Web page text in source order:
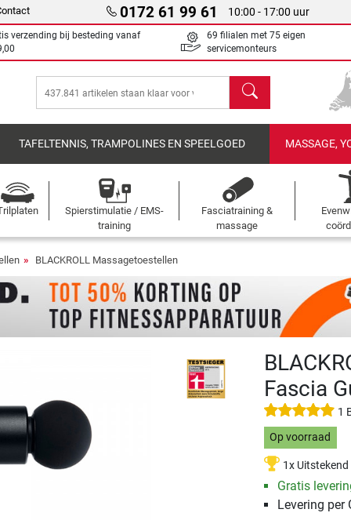
0172 61 99 61 10:00 - 17:00 uur
verzending bij besteding vanaf
69 filialen met 75 eigen
servicemonteurs
Zoeken
TAFELTENNIS, TRAMPOLINES EN SPEELGOED MASSAGE,
Spierstimulatie / EMS-
training
Fasciatraining &
massage
BLACKROLL Massagetoestellen
Fascia
1
Op voorraad
1x Uitstekend
Gratis
Levering per